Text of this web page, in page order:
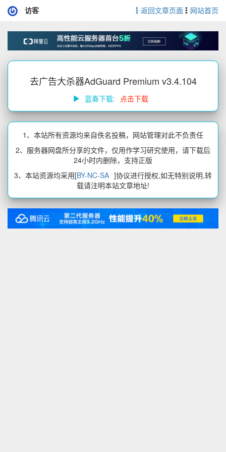
访客 返回文章页面 网站首页
去广告大杀器AdGuard Premium v3.4.104
蓝奏下载: 点击下载
1、本站所有资源均来自佚名投稿，网站管理对此不负责任
2、服务器网盘所分享的文件，仅用作学习研究使用，请下载后
24小时内删除，支持正版
3、本站资源均采用[BY-NC-SA ]协议进行授权,如无特别说明,转
载请注明本站文章地址!